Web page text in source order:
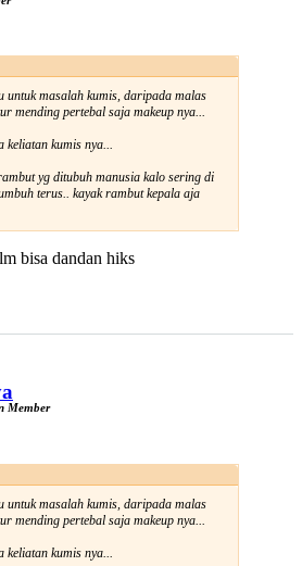
untuk masalah kumis, daripada malas
mending pertebal saja makeup nya...
keliatan kumis nya...
yg ditubuh manusia kalo sering di
terus.. kayak rambut kepala aja
bisa dandan hiks
Member
untuk masalah kumis, daripada malas
mending pertebal saja makeup nya...
keliatan kumis nya...